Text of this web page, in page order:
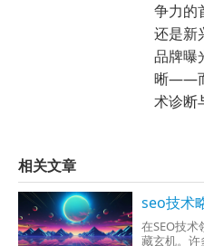
争力的
还是新
品牌曝
晰——
术诊断
相关文章
seo技术
在SEO技
藏玄机。许